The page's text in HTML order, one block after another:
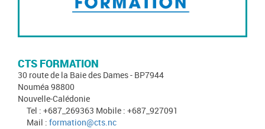
CTS FORMATION
30 route de la Baie des Dames - BP7944
Nouméa 98800
Nouvelle-Calédonie
Tel : +687_269363 Mobile : +687_927091
Mail : formation@cts.nc